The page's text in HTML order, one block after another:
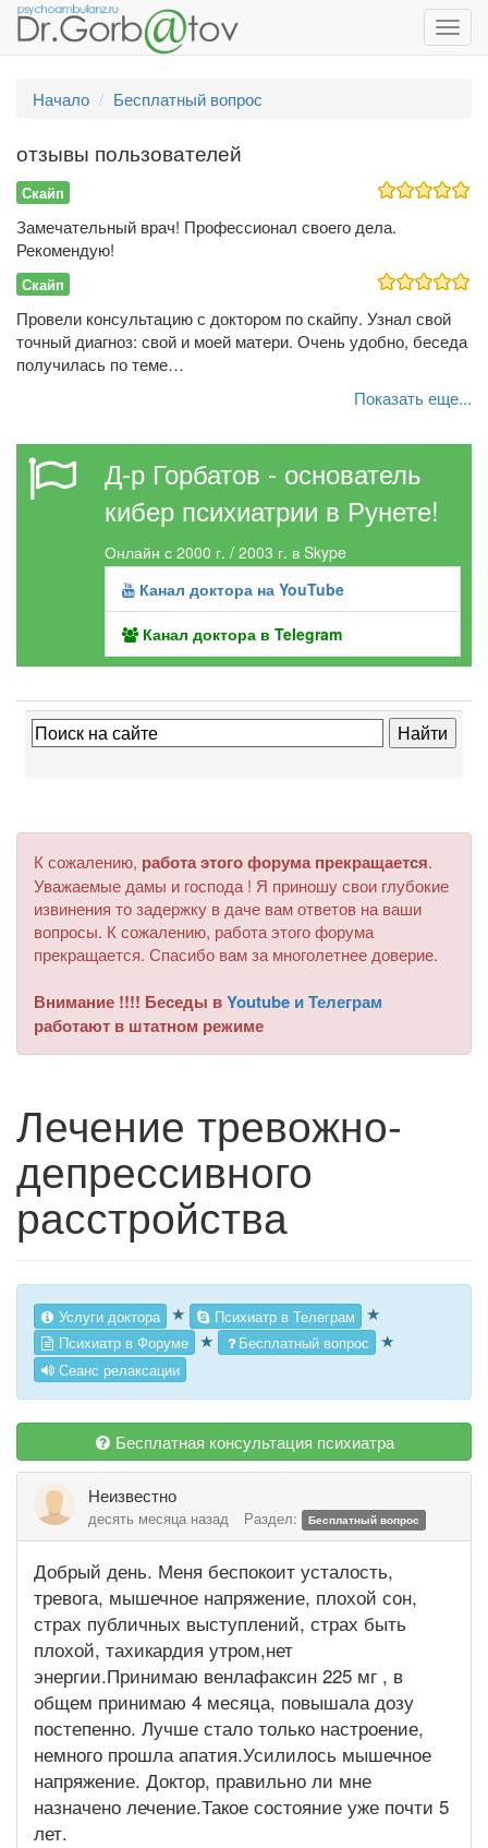
Начало
Бесплатный вопрос
отзывы пользователей
Скайп
Замечательный врач! Профессионал своего дела.
Рекомендую!
Скайп
Провели консультацию с доктором по скайпу. Узнал свой
точный диагноз: свой и моей матери. Очень удобно, беседа
получилась по теме…
Показать еще...
Д-р Горбатов - основатель
кибер психиатрии в Рунете!
Онлайн с 2000 г. / 2003 г. в Skype
Канал доктора на YouTube
Канал доктора в Telegram
К сожалению, работа этого форума прекращается.
Уважаемые дамы и господа ! Я приношу свои глубокие
извинения то задержку в даче вам ответов на ваши
вопросы. К сожалению, работа этого форума
прекращается. Спасибо вам за многолетнее доверие.
Внимание !!!! Беседы вYoutube и Телеграм
работают в штатном режиме
Лечение тревожно-
депрессивного
расстройства
Услуги доктора ★ Психиатр в Телеграм ★
Психиатр в Форуме ★ Бесплатный вопрос ★
Сеанс релаксации
Бесплатная консультация психиатра
Неизвестно
десять месяца назад Раздел: Бесплатный вопрос
Добрый день. Меня беспокоит усталость,
тревога, мышечное напряжение, плохой сон,
страх публичных выступлений, страх быть
плохой, тахикардия утром,нет
энергии.Принимаю венлафаксин 225 мг , в
общем принимаю 4 месяца, повышала дозу
постепенно. Лучше стало только настроение,
немного прошла апатия.Усилилось мышечное
напряжение. Доктор, правильно ли мне
назначено лечение.Такое состояние уже почти 5
лет.